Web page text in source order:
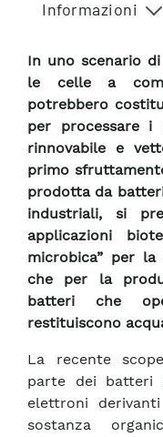
Informazioni
In uno scenario
le celle a
potrebbero
per processare i
rinnovabile e
primo
prodotta da
industriali, si
applicazioni
microbica” per
che per la
batteri che
restituiscono
La recente
parte dei batteri
elettroni
sostanza